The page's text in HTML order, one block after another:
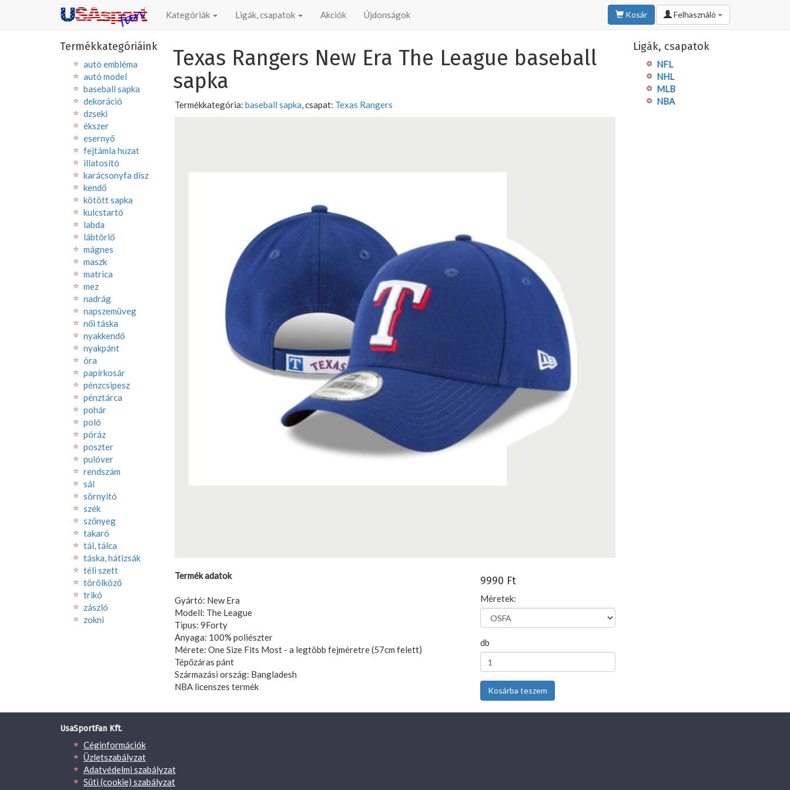
Kosár Felhasználó
Kategóriák Ligák, csapatok Akciók Újdonságok
Termékkategóriáink
autó embléma
autó model
baseball sapka
dekoráció
dzseki
ékszer
esernyő
fejtámla huzat
illatosító
karácsonyfa dísz
kendő
kötött sapka
kulcstartó
labda
lábtörlő
mágnes
maszk
matrica
mez
nadrág
napszemüveg
női táska
nyakkendő
nyakpánt
óra
papírkosár
pénzcsipesz
pénztárca
pohár
poló
póráz
poszter
pulóver
rendszám
sál
sörnyitó
szék
szőnyeg
takaró
tál, tálca
táska, hátizsák
téli szett
törölköző
trikó
zászló
zokni
Texas Rangers New Era The League baseball
sapka
Termékkategória: baseball sapka, csapat: Texas Rangers
Termék adatok
Gyártó: New Era
Modell: The League
Tipus: 9Forty
Anyaga: 100% poliészter
Mérete: One Size Fits Most - a legtöbb fejméretre (57cm felett)
Tépőzáras pánt
Származási ország: Bangladesh
NBA licenszes termék
9990 Ft
Méretek:
db
Ligák, csapatok
NFL
NHL
MLB
NBA
UsaSportFan Kft.
Céginformációk
Üzletszabályzat
Adatvédelmi szabályzat
Süti (cookie) szabályzat